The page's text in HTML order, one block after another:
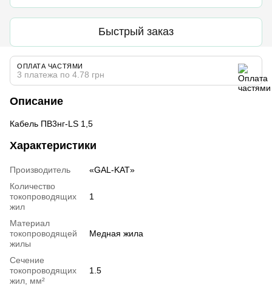
Быстрый заказ
ОПЛАТА ЧАСТЯМИ
3 платежа по 4.78 грн
Описание
Кабель ПВ3нг-LS 1,5
Характеристики
Производитель
«GAL-KAT»
Количество
токопроводящих
жил
1
Материал
токопроводящей
жилы
Медная жила
Сечение
токопроводящих
жил, мм²
1.5